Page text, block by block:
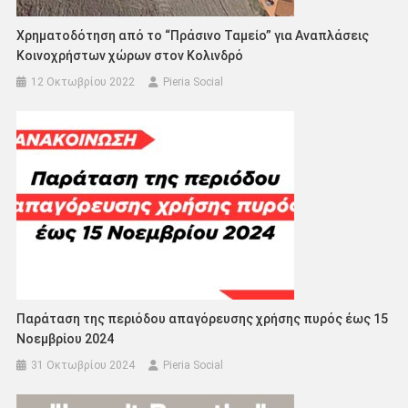
Χρηματοδότηση από το “Πράσινο Ταμείο” για Αναπλάσεις
Κοινοχρήστων χώρων στον Κολινδρό
12 Οκτωβρίου 2022 Pieria Social
Παράταση της περιόδου απαγόρευσης χρήσης πυρός έως 15
Νοεμβρίου 2024
31 Οκτωβρίου 2024 Pieria Social